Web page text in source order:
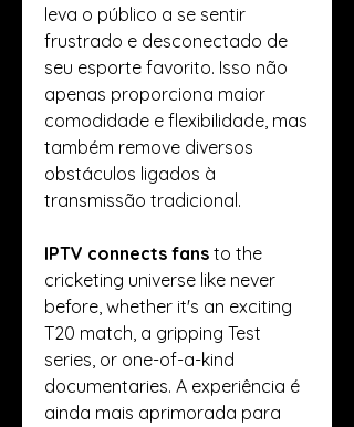
leva o público a se sentir
frustrado e desconectado de
seu esporte favorito. Isso não
apenas proporciona maior
comodidade e flexibilidade, mas
também remove diversos
obstáculos ligados à
transmissão tradicional.
IPTV connects fans to the
cricketing universe like never
before, whether it's an exciting
T20 match, a gripping Test
series, or one-of-a-kind
documentaries. A experiência é
ainda mais aprimorada para